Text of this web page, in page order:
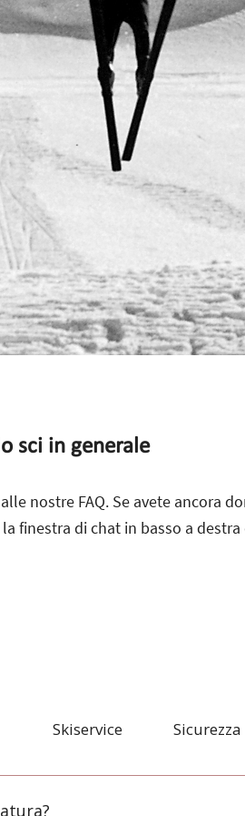
sci in generale
nostre FAQ. Se avete ancora
finestra di chat in basso a destra
Skiservice Sicurezza